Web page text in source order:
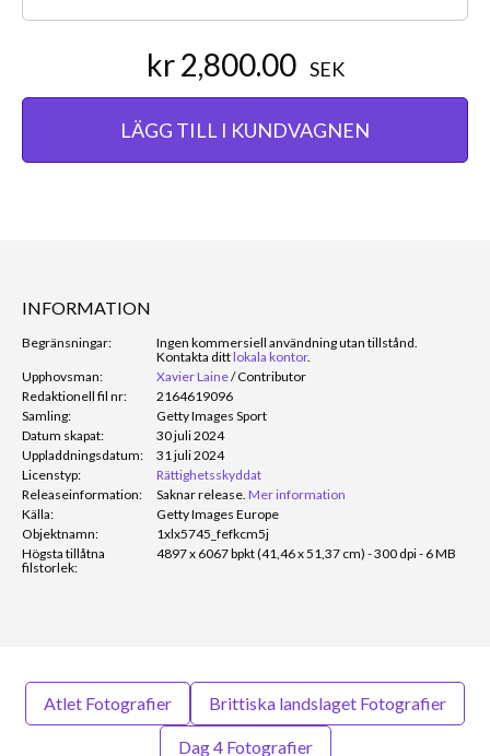
kr 2,800.00 SEK
LÄGG TILL I KUNDVAGNEN
INFORMATION
Begränsningar:
Ingen kommersiell användning utan tillstånd.
Kontakta dittlokala kontor.
Upphovsman:
Xavier Laine/Contributor
Redaktionell fil nr:
2164619096
Samling:
Getty Images Sport
Datum skapat:
30 juli 2024
Uppladdningsdatum:
31 juli 2024
Licenstyp:
Rättighetsskyddat
Releaseinformation:
Saknar release. Mer information
Källa:
Getty Images Europe
Objektnamn:
1xlx5745_fefkcm5j
Högsta tillåtna
filstorlek:
4897 x 6067 bpkt (41,46 x 51,37 cm) - 300 dpi - 6 MB
Atlet Fotografier Brittiska landslaget Fotografier
Dag 4 Fotografier